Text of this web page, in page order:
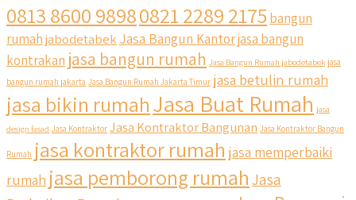
0813 8600 98980821 2289 2175 bangun
rumahjabodetabek Jasa Bangun Kantorjasa bangun
kontrakan jasa bangun rumah Jasa Bangun Rumah jabodetabek jasa
bangun rumah jakarta Jasa Bangun Rumah Jakarta Timur jasa betulin rumah
jasa bikin rumahJasa Buat Rumah jasa
design fasad Jasa Kontraktor Jasa Kontraktor Bangunan Jasa Kontraktor Bangun
Rumah jasa kontraktor rumah jasa memperbaiki
rumah jasa pemborong rumahJasa